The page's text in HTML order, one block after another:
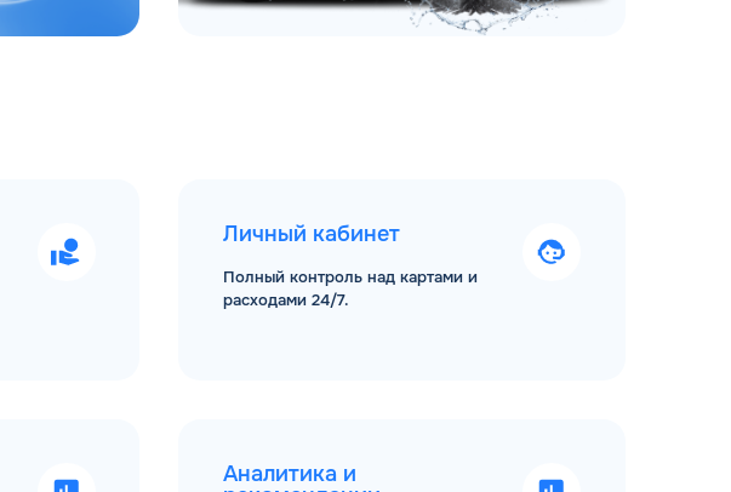
Личный кабинет
Полный контроль над картами и
расходами 24/7.
Аналитика и